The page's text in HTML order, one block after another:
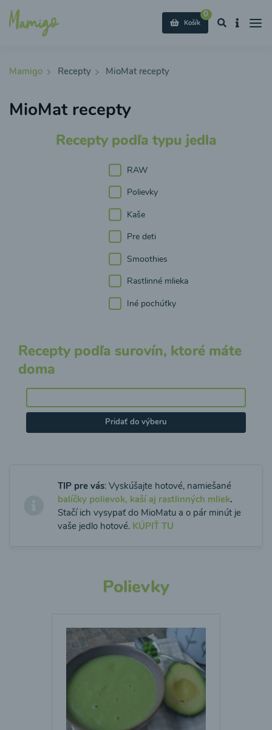
0
Košík
Mamigo Recepty MioMat recepty
MioMat recepty
Recepty podľa typu jedla
RAW
Polievky
Kaše
Pre deti
Smoothies
Rastlinné mlieka
Iné pochúťky
Recepty podľa surovín, ktoré máte
doma
Pridať do výberu
TIP pre vás: Vyskúšajte hotové, namiešané
balíčky polievok, kaší aj rastlinných mliek.
Stačí ich vysypať do MioMatu a o pár minút je
vaše jedlo hotové. KÚPIŤ TU
Polievky